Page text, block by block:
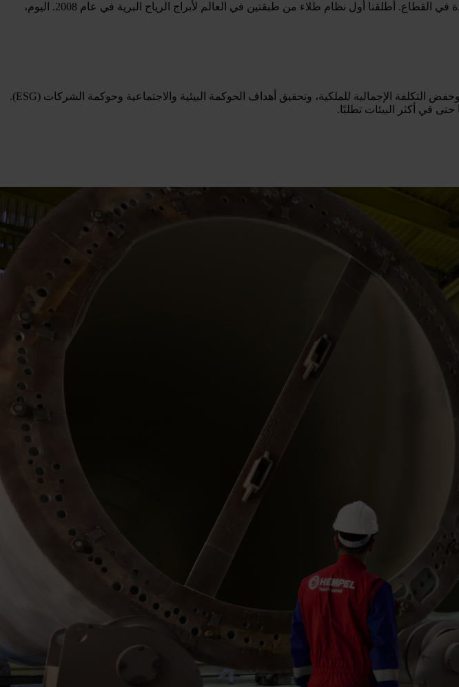
Over the years, Hempel قد ابتكرت العديد من الحلول لعنفات الرياح البرية التي أصبحت لاحقًا معايير معتمدة في القطاع. أطلقنا أول نظام طلاء من طبقتين في العالم لأبراج الرياح البرية في عام 2008. اليوم،
في الوقت نفسه، تدفع الضغوط الاقتصادية وضغوط الاستدامة أصحاب المصلحة إلى إطالة عمر التشغيل، وخفض التكلفة الإجمالية للملكية، وتحقيق أهداف الحوكمة البيئية والاجتماعية وحوكمة الشركات (ESG).
حتى في أكثر البيئات تطلبًا.